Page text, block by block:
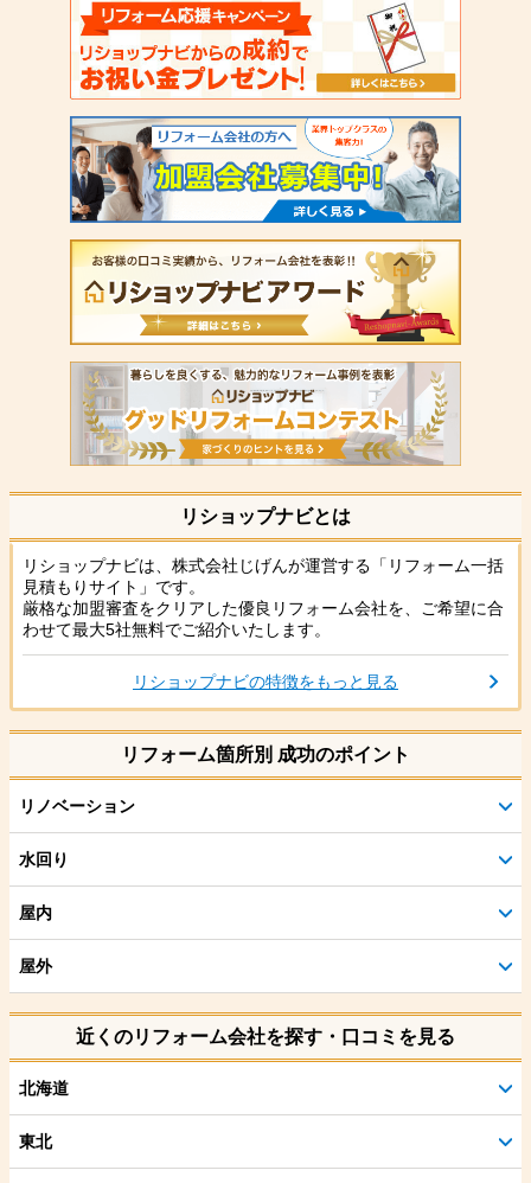
リショップナビとは
リショップナビは、株式会社じげんが運営する「リフォーム一括
見積もりサイト」です。
厳格な加盟審査をクリアした優良リフォーム会社を、ご希望に合
わせて最大5社無料でご紹介いたします。
リショップナビの特徴をもっと見る
リフォーム箇所別 成功のポイント
リノベーション
水回り
屋内
屋外
近くのリフォーム会社を探す・口コミを見る
北海道
東北